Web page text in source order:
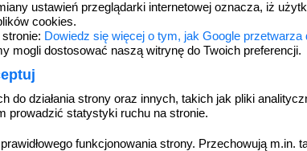
ustawień przeglądarki internetowej oznacza, iż
cookies.
Dowiedz się więcej o tym, jak Google przetwarza
mogli dostosować naszą witrynę do Twoich preferencji.
działania strony oraz innych, takich jak pliki
prowadzić statystyki ruchu na stronie.
funkcjonowania strony. Przechowują m.in.